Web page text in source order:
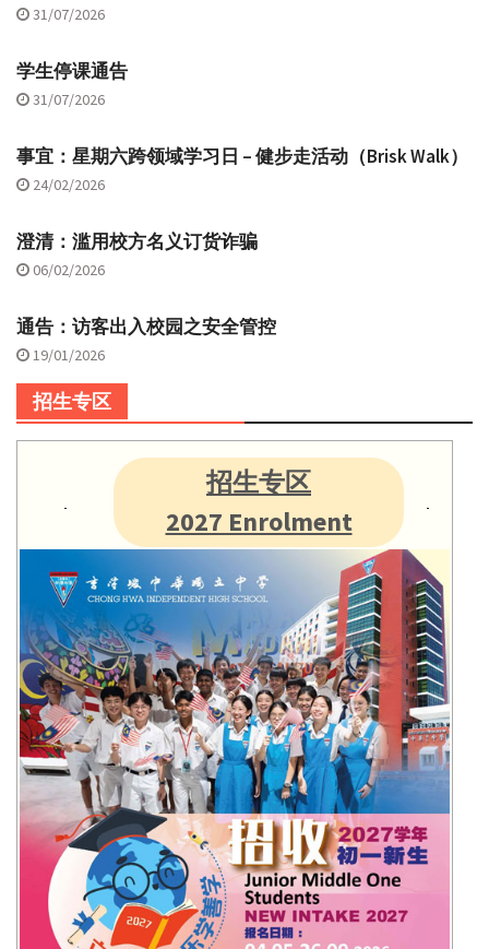
31/07/2026
学生停课通告
31/07/2026
事宜：星期六跨领域学习日 – 健步走活动（Brisk Walk）
24/02/2026
澄清：滥用校方名义订货诈骗
06/02/2026
通告：访客出入校园之安全管控
19/01/2026
招生专区
招生专区
2027 Enrolment